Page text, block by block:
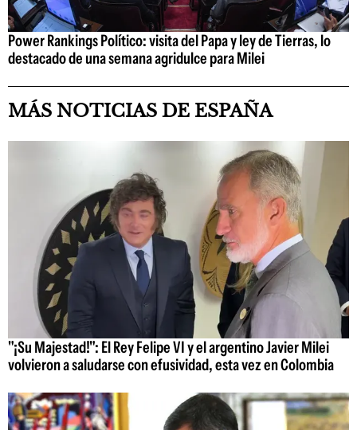
Power Rankings Político: visita del Papa y ley de Tierras, lo
destacado de una semana agridulce para Milei
MÁS NOTICIAS DE ESPAÑA
"¡Su Majestad!": El Rey Felipe VI y el argentino Javier Milei
volvieron a saludarse con efusividad, esta vez en Colombia